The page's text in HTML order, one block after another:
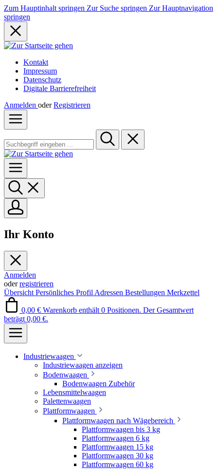
Zum Hauptinhalt springen Zur Suche springen Zur Hauptnavigation
springen
Kontakt
Impressum
Datenschutz
Digitale Barrierefreiheit
Anmelden oder Registrieren
Ihr Konto
Anmelden
oderregistrieren
Übersicht Persönliches Profil Adressen Bestellungen Merkzettel
0,00 € Warenkorb enthält 0 Positionen. Der Gesamtwert
beträgt 0,00 €.
Industriewaagen
Industriewaagen anzeigen
Bodenwaagen
Bodenwaagen Zubehör
Lebensmittelwaagen
Palettenwaagen
Plattformwaagen
Plattformwaagen nach Wägebereich
Plattformwaagen bis 3 kg
Plattformwaagen 6 kg
Plattformwaagen 15 kg
Plattformwaagen 30 kg
Plattformwaagen 60 kg